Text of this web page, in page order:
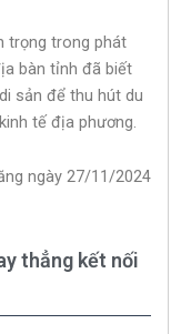
trọng trong phát
bàn tỉnh đã biết
sản để thu hút du
tế địa phương.
ngày 27/11/2024
thẳng kết nối